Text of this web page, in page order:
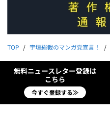
TOP 宇垣総裁のマンガ党宣言！
無料ニュースレター登録は
こちら
今すぐ登録する≫